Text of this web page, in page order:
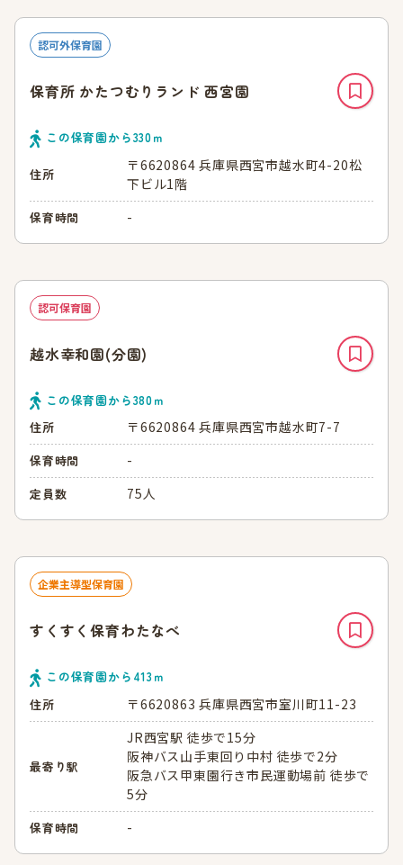
認可外保育園
保育所 かたつむりランド 西宮園
この保育園から330ｍ
住所
〒6620864 兵庫県西宮市越水町4-20松
下ビル1階
保育時間 -
認可保育園
越水幸和園(分園)
この保育園から380ｍ
住所
〒6620864 兵庫県西宮市越水町7-7
保育時間 -
定員数 75人
企業主導型保育園
すくすく保育わたなべ
この保育園から 413ｍ
住所
〒6620863 兵庫県西宮市室川町11-23
最寄り駅
JR西宮駅 徒歩で15分
阪神バス山手東回り中村 徒歩で2分
阪急バス甲東園行き市民運動場前 徒歩で
5分
保育時間 -